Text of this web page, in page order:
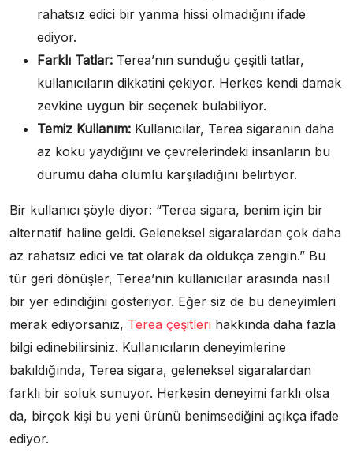
rahatsız edici bir yanma hissi olmadığını ifade
ediyor.
Farklı Tatlar: Terea’nın sunduğu çeşitli tatlar,
kullanıcıların dikkatini çekiyor. Herkes kendi damak
zevkine uygun bir seçenek bulabiliyor.
Temiz Kullanım: Kullanıcılar, Terea sigaranın daha
az koku yaydığını ve çevrelerindeki insanların bu
durumu daha olumlu karşıladığını belirtiyor.
Bir kullanıcı şöyle diyor: “Terea sigara, benim için bir
alternatif haline geldi. Geleneksel sigaralardan çok daha
az rahatsız edici ve tat olarak da oldukça zengin.” Bu
tür geri dönüşler, Terea’nın kullanıcılar arasında nasıl
bir yer edindiğini gösteriyor. Eğer siz de bu deneyimleri
merak ediyorsanız, Terea çeşitleri hakkında daha fazla
bilgi edinebilirsiniz. Kullanıcıların deneyimlerine
bakıldığında, Terea sigara, geleneksel sigaralardan
farklı bir soluk sunuyor. Herkesin deneyimi farklı olsa
da, birçok kişi bu yeni ürünü benimsediğini açıkça ifade
ediyor.